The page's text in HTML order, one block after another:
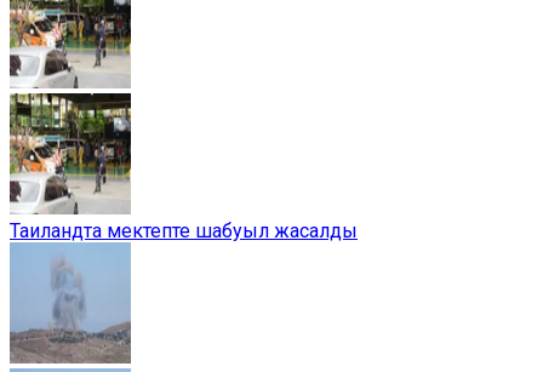
Таиландта мектепте шабуыл жасалды